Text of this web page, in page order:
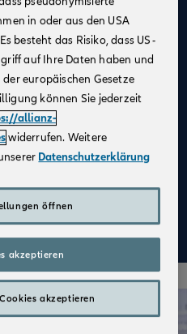
durch
Vertrieb der Allianz
in oder aus den USA
besteht das Risiko, dass US-
auf Ihre Daten haben und
europäischen Gesetze
können Sie jederzeit
allianz-
widerrufen. Weitere
Datenschutzerklärung
öffnen
akzeptieren
akzeptieren